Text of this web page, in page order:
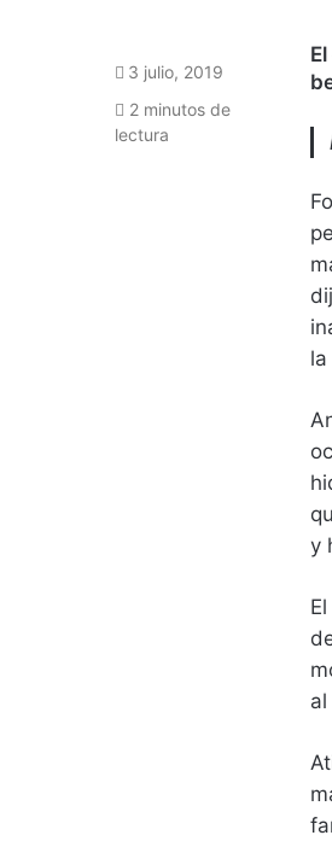
y
3 julio, 2019
2 minutos de
lectura